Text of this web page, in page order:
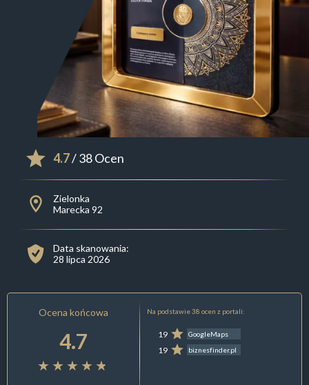
4.7/ 38 Ocen
Zielonka
Marecka 92
Data skanowania:
28 lipca 2026
Ocena końcowa
4.7
Na podstawie 38 ocen z portali:
19 GoogleMaps
19 biznesfinder.pl